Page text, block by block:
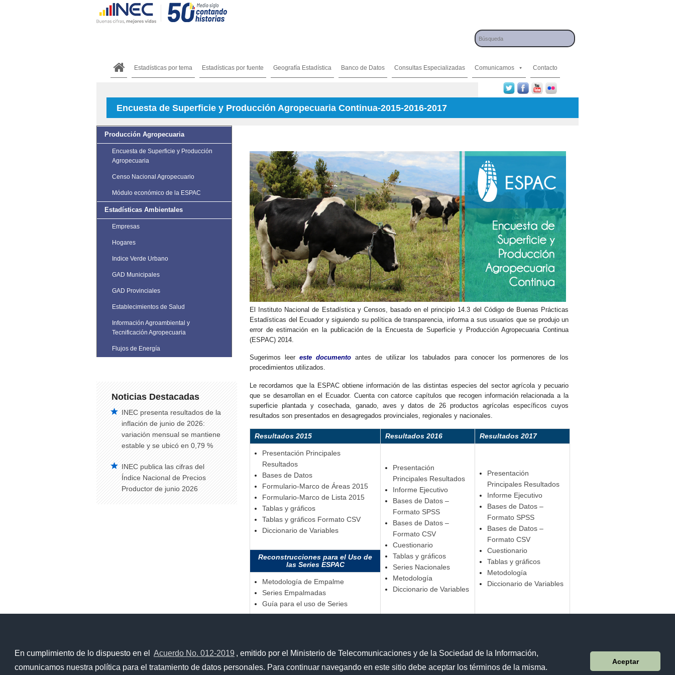
En cumplimiento de lo dispuesto en el Acuerdo No. 012-2019 , emitido por el Ministerio de Telecomunicaciones y de la Sociedad de la Información,
comunicamos nuestra política para el tratamiento de datos personales. Para continuar navegando en este sitio debe aceptar los términos de la misma.
Aceptar
Estadísticas por tema Estadísticas por fuente Geografía Estadística Banco de Datos Consultas Especializadas Comunicamos Contacto
Encuesta de Superficie y Producción Agropecuaria Continua-2015-2016-2017
Producción Agropecuaria
Encuesta de Superficie y Producción
Agropecuaria
Censo Nacional Agropecuario
Módulo económico de la ESPAC
Estadísticas Ambientales
Empresas
Hogares
Indice Verde Urbano
GAD Municipales
GAD Provinciales
Establecimientos de Salud
Información Agroambiental y
Tecnificación Agropecuaria
Flujos de Energía
Noticias Destacadas
INEC presenta resultados de la
inflación de junio de 2026:
variación mensual se mantiene
estable y se ubicó en 0,79 %
INEC publica las cifras del
Índice Nacional de Precios
Productor de junio 2026
El Instituto Nacional de Estadística y Censos, basado en el principio 14.3 del Código de Buenas Prácticas
Estadísticas del Ecuador y siguiendo su política de transparencia, informa a sus usuarios que se produjo un
error de estimación en la publicación de la Encuesta de Superficie y Producción Agropecuaria Continua
(ESPAC) 2014.
Sugerimos leereste documento antes de utilizar los tabulados para conocer los pormenores de los
procedimientos utilizados.
Le recordamos que la ESPAC obtiene información de las distintas especies del sector agrícola y pecuario
que se desarrollan en el Ecuador. Cuenta con catorce capítulos que recogen información relacionada a la
superficie plantada y cosechada, ganado, aves y datos de 26 productos agrícolas específicos cuyos
resultados son presentados en desagregados provinciales, regionales y nacionales.
Resultados 2015 Resultados 2016 Resultados 2017
Presentación Principales
Resultados
Bases de Datos
Formulario-Marco de Áreas 2015
Formulario-Marco de Lista 2015
Tablas y gráficos
Tablas y gráficos Formato CSV
Diccionario de Variables
Presentación
Principales Resultados
Informe Ejecutivo
Bases de Datos –
Formato SPSS
Bases de Datos –
Formato CSV
Cuestionario
Tablas y gráficos
Series Nacionales
Metodología
Diccionario de Variables
Presentación
Principales Resultados
Informe Ejecutivo
Bases de Datos –
Formato SPSS
Bases de Datos –
Formato CSV
Cuestionario
Tablas y gráficos
Metodología
Diccionario de Variables
Reconstrucciones para el Uso de
las Series ESPAC
Metodología de Empalme
Series Empalmadas
Guía para el uso de Series